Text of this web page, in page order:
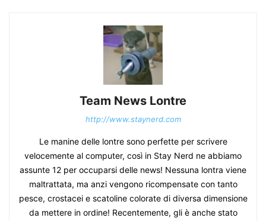
Team News Lontre
http://www.staynerd.com
Le manine delle lontre sono perfette per scrivere
velocemente al computer, così in Stay Nerd ne abbiamo
assunte 12 per occuparsi delle news! Nessuna lontra viene
maltrattata, ma anzi vengono ricompensate con tanto
pesce, crostacei e scatoline colorate di diversa dimensione
da mettere in ordine! Recentemente, gli è anche stato